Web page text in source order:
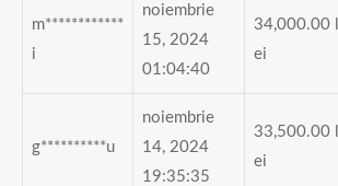
m************
i
noiembrie
15, 2024
01:04:40
34,000.00
ei
g**********u
noiembrie
14, 2024
19:35:35
33,500.00
ei